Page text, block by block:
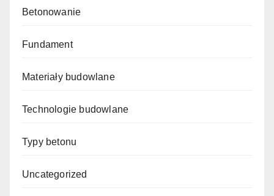
Betonowanie
Fundament
Materiały budowlane
Technologie budowlane
Typy betonu
Uncategorized